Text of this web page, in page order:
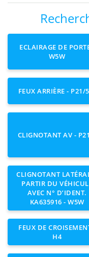
ECLAIRAGE DE
W5W
FEUX ARRIÈRE - P21/
CLIGNOTANT AV -
CLIGNOTANT
PARTIR DU
AVEC N° D’IDENT.
KA635916 - W5W
FEUX DE
H4